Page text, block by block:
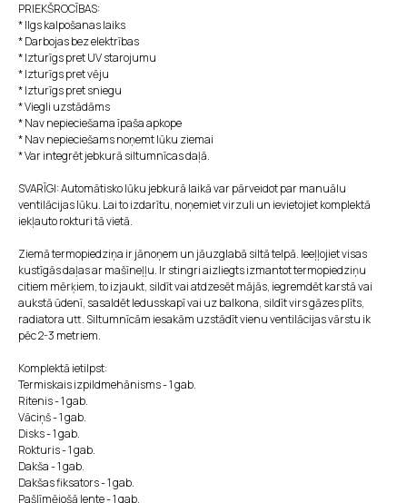
PRIEKŠROCĪBAS:
* Ilgs kalpošanas laiks
* Darbojas bez elektrības
* Izturīgs pret UV starojumu
* Izturīgs pret vēju
* Izturīgs pret sniegu
* Viegli uzstādāms
* Nav nepieciešama īpaša apkope
* Nav nepieciešams noņemt lūku ziemai
* Var integrēt jebkurā siltumnīcas daļā.
SVARĪGI: Automātisko lūku jebkurā laikā var pārveidot par manuālu
ventilācijas lūku. Lai to izdarītu, noņemiet virzuli un ievietojiet komplektā
iekļauto rokturi tā vietā.
Ziemā termopiedziņa ir jānoņem un jāuzglabā siltā telpā. Ieeļļojiet visas
kustīgās daļas ar mašīneļļu. Ir stingri aizliegts izmantot termopiedziņu
citiem mērķiem, to izjaukt, sildīt vai atdzesēt mājās, iegremdēt karstā vai
aukstā ūdenī, sasaldēt ledusskapī vai uz balkona, sildīt virs gāzes plīts,
radiatora utt. Siltumnīcām iesakām uzstādīt vienu ventilācijas vārstu ik
pēc 2-3 metriem.
Komplektā ietilpst:
Termiskais izpildmehānisms - 1 gab.
Ritenis - 1 gab.
Vāciņš - 1 gab.
Disks - 1 gab.
Rokturis - 1 gab.
Dakša - 1 gab.
Dakšas fiksators - 1 gab.
Pašlīmējošā lente - 1 gab.